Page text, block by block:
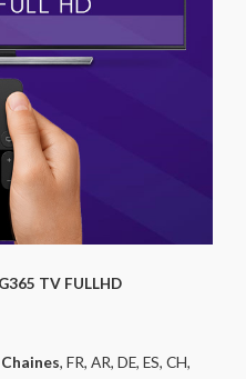
TV FULLHD
, FR, AR, DE, ES, CH,